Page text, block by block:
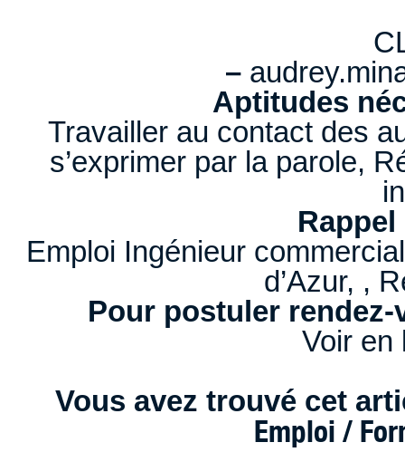
–
Aptitudes
Travailler au contact des
s’exprimer par la parole,
Emploi Ingénieur
d’Azur, ,
Pour postuler rendez-
Voir
Vous avez trouvé cet
Emploi /